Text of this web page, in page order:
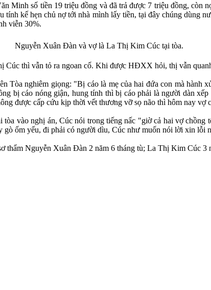
Minh số tiền 19 triệu đồng và đã trả được 7 triệu đồng, còn
kế hẹn chủ nợ tới nhà mình lấy tiền, tại đây chúng dùng
viễn 30%.
Nguyễn Xuân Đàn và vợ là La Thị Kim Cúc tại tòa.
thì vẫn tỏ ra ngoan cố. Khi được HĐXX hỏi, thị vẫn
Tòa nghiêm giọng: "Bị cáo là mẹ của hai đứa con mà hành
bị cáo nóng giận, hung tính thì bị cáo phải là người dàn
được cấp cứu kịp thời vết thương vỡ sọ não thì hôm nay vợ
vào nghị án, Cúc nói trong tiếng nấc "giờ cả hai vợ chồng
gò ốm yếu, đi phải có người dìu, Cúc như muốn nói lời xin lỗi
thẩm Nguyễn Xuân Đàn 2 năm 6 tháng tù; La Thị Kim Cúc